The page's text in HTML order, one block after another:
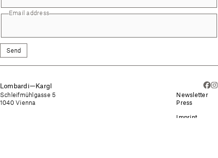
Email address
Send
Lombardi—Kargl
Schleifmühlgasse 5
1040 Vienna
Newsletter
Press
Imprint